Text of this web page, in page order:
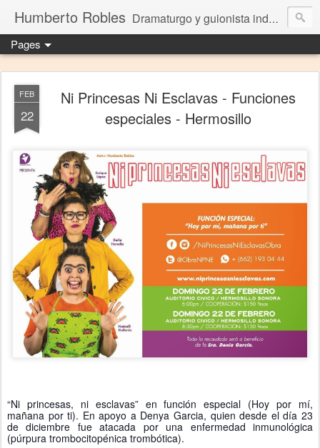
Humberto Robles Dramaturgo y guionista independiente
Pages
FEB
22
Ni Princesas Ni Esclavas - Funciones
especiales - Hermosillo
“Ni princesas, ni esclavas” en función especial (Hoy por mí,
mañana por ti). En apoyo a Denya Garcia, quien desde el día 23
de diciembre fue atacada por una enfermedad inmunológica
(púrpura trombocitopénica trombótica).